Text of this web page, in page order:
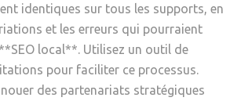
identiques sur tous les supports, en
et les erreurs qui pourraient
local**. Utilisez un outil de
pour faciliter ce processus.
nouer des partenariats stratégiques